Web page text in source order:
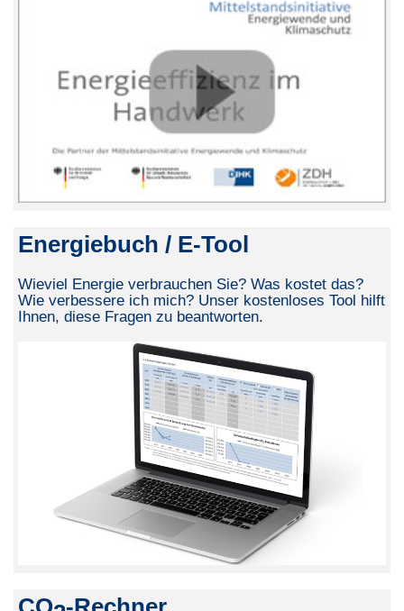
Energiebuch / E-Tool
Wieviel Energie verbrauchen Sie? Was kostet das?
Wie verbessere ich mich? Unser kostenloses Tool hilft
Ihnen, diese Fragen zu beantworten.